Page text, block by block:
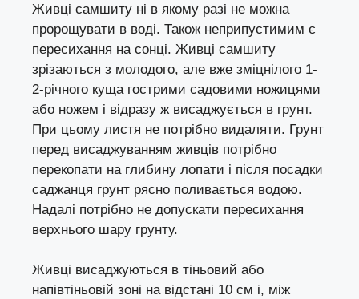
Живці самшиту ні в якому разі не можна
пророщувати в воді. Також неприпустимим є
пересихання на сонці. Живці самшиту
зрізаються з молодого, але вже зміцнілого 1-
2-річного куща гострими садовими ножицями
або ножем і відразу ж висаджується в грунт.
При цьому листя не потрібно видаляти. Грунт
перед висаджуванням живців потрібно
перекопати на глибину лопати і після посадки
саджанця грунт рясно поливається водою.
Надалі потрібно не допускати пересихання
верхнього шару грунту.
Живці висаджуються в тіньовий або
напівтіньовій зоні на відстані 10 см і, між